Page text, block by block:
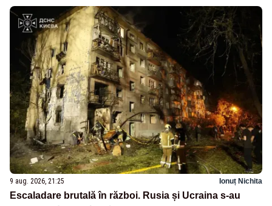
9 aug. 2026, 21:25 Ionuț Nichita
Escaladare brutală în război. Rusia și Ucraina s-au